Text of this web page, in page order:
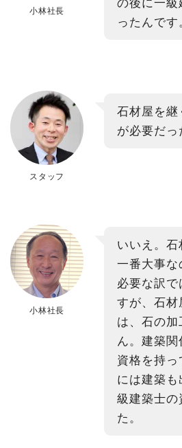
小林社長
の後に一級
ったんです
スタッフ
石材屋を継
が必要だっ
小林社長
いいえ。石
一番大事な
必要な訳で
すが、石材
は、石の加
ん。建築関
資格を持っ
には建築も
級建築士の
た。